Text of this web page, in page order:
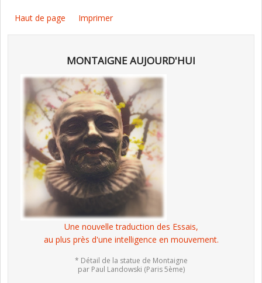
Haut de page Imprimer
MONTAIGNE AUJOURD'HUI
Une nouvelle traduction des Essais,
au plus près d'une intelligence en mouvement.
* Détail de la statue de Montaigne
par Paul Landowski (Paris 5ème)